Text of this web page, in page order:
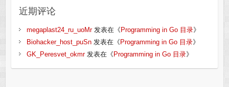
近期评论
megaplast24_ru_uoMr发表在《 Programming in Go 目录》
Biohacker_host_puSn发表在《 Programming in Go 目录》
GK_Peresvet_okmr发表在《 Programming in Go 目录》